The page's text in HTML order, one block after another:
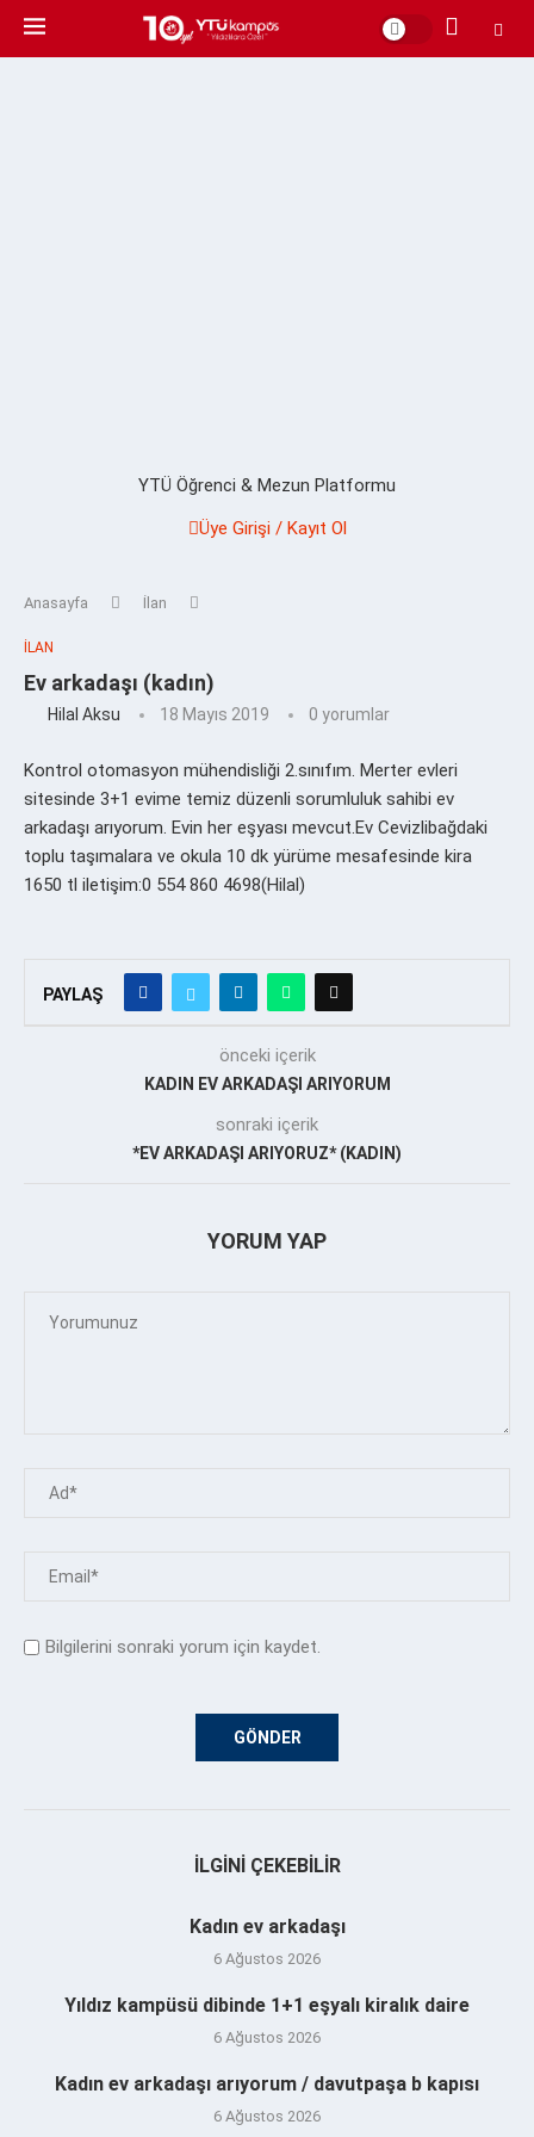
YTÜ Öğrenci & Mezun Platformu
Üye Girişi / Kayıt Ol
Anasayfa İlan
İLAN
Ev arkadaşı (kadın)
Hilal Aksu 18 Mayıs 2019 0 yorumlar
Kontrol otomasyon mühendisliği 2.sınıfım. Merter evleri
sitesinde 3+1 evime temiz düzenli sorumluluk sahibi ev
arkadaşı arıyorum. Evin her eşyası mevcut.Ev Cevizlibağdaki
toplu taşımalara ve okula 10 dk yürüme mesafesinde kira
1650 tl iletişim:0 554 860 4698(Hilal)
PAYLAŞ
önceki içerik
KADIN EV ARKADAŞI ARIYORUM
sonraki içerik
*EV ARKADAŞI ARIYORUZ* (KADIN)
YORUM YAP
Bilgilerini sonraki yorum için kaydet.
İLGINI ÇEKEBILIR
Kadın ev arkadaşı
6 Ağustos 2026
Yıldız kampüsü dibinde 1+1 eşyalı kiralık daire
6 Ağustos 2026
Kadın ev arkadaşı arıyorum / davutpaşa b kapısı
6 Ağustos 2026